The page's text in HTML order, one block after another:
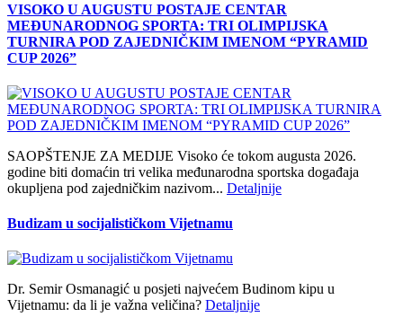
VISOKO U AUGUSTU POSTAJE CENTAR
MEĐUNARODNOG SPORTA: TRI OLIMPIJSKA
TURNIRA POD ZAJEDNIČKIM IMENOM “PYRAMID
CUP 2026”
SAOPŠTENJE ZA MEDIJE Visoko će tokom augusta 2026.
godine biti domaćin tri velika međunarodna sportska događaja
okupljena pod zajedničkim nazivom... Detaljnije
Budizam u socijalističkom Vijetnamu
Dr. Semir Osmanagić u posjeti najvećem Budinom kipu u
Vijetnamu: da li je važna veličina? Detaljnije